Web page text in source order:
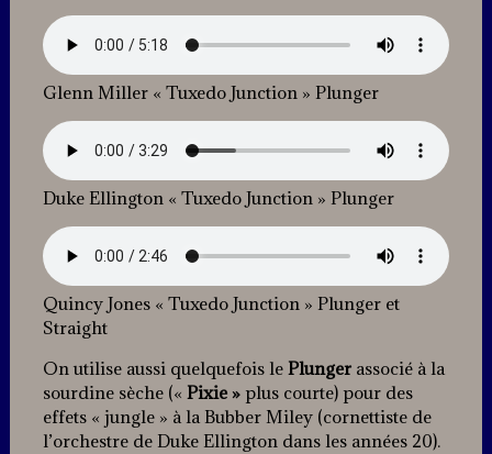
Glenn Miller « Tuxedo Junction » Plunger
Duke Ellington « Tuxedo Junction » Plunger
Quincy Jones « Tuxedo Junction » Plunger et
Straight
On utilise aussi quelquefois le Plungerassocié à la
sourdine sèche (« Pixie » plus courte) pour des
effets « jungle » à la Bubber Miley (cornettiste de
l’orchestre de Duke Ellington dans les années 20).